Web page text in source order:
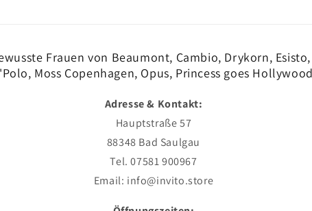
Frauen von Beaumont, Cambio, Drykorn,
Moss Copenhagen, Opus, Princess goes
Adresse & Kontakt:
Hauptstraße 57
88348 Bad Saulgau
Tel. 07581 900967
Email: info@invito.store